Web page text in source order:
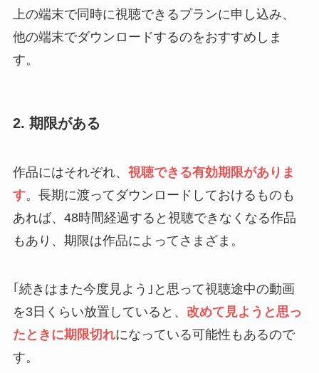
上の端末で同時に視聴できるプランに申し込み、
他の端末でダウンロードするのをおすすめしま
す。
2. 期限がある
作品にはそれぞれ、 視聴できる有効期限がありま
す。長期に渡ってダウンロードしておけるものも
あれば、48時間経過すると視聴できなくなる作品
もあり、期限は作品によってさまざま。
｢続きはまた今度見よう｣と思って視聴途中の動画
を3日くらい放置していると、 改めて見ようと思っ
たときに期限切れになっている可能性もあるので
す。